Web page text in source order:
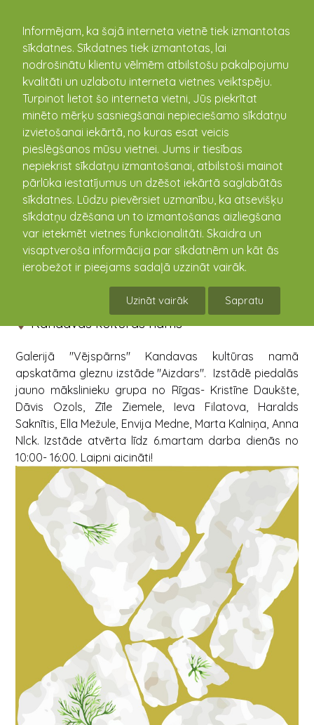
Informējam, ka šajā interneta vietnē tiek izmantotas
sīkdatnes. Sīkdatnes tiek izmantotas, lai
nodrošinātu klientu vēlmēm atbilstošu pakalpojumu
kvalitāti un uzlabotu interneta vietnes veiktspēju.
Turpinot lietot šo interneta vietni, Jūs piekrītat
minēto mērķu sasniegšanai nepieciešamo sīkdatņu
izvietošanai iekārtā, no kuras esat veicis
pieslēgšanos mūsu vietnei. Jums ir tiesības
nepiekrist sīkdatņu izmantošanai, atbilstoši mainot
pārlūka iestatījumus un dzēšot iekārtā saglabātās
sīkdatnes. Lūdzu pievērsiet uzmanību, ka atsevišķu
sīkdatņu dzēšana un to izmantošanas aizliegšana
var ietekmēt vietnes funkcionalitāti. Skaidra un
visaptveroša informācija par sīkdatnēm un kāt ās
ierobežot ir pieejams sadaļā uzzināt vairāk.
Uzināt vairāk Sapratu
kandava.lv
PASĀKUMU
KALENDĀRS
Gleznu izstāde "Aizdars"
12.02.2020 10:00 - 07.03.2020 - 16:00
Kandavas kultūras nams
Galerijā "Vējspārns" Kandavas kultūras namā
apskatāma gleznu izstāde "Aizdars". Izstādē piedalās
jauno mākslinieku grupa no Rīgas- Kristīne Daukšte,
Dāvis Ozols, Zīle Ziemele, Ieva Filatova, Haralds
Saknītis, Ella Mežule, Envija Medne, Marta Kalniņa, Anna
Nlck. Izstāde atvērta līdz 6.martam darba dienās no
10:00- 16:00. Laipni aicināti!